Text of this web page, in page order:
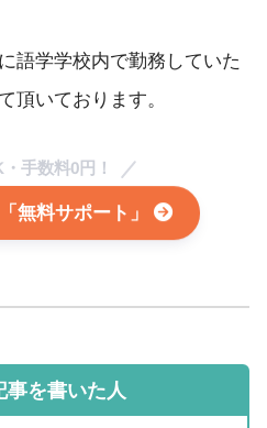
語学学校内で勤務していた
頂いております。
手数料0円！
無料サポート」
事を書いた人